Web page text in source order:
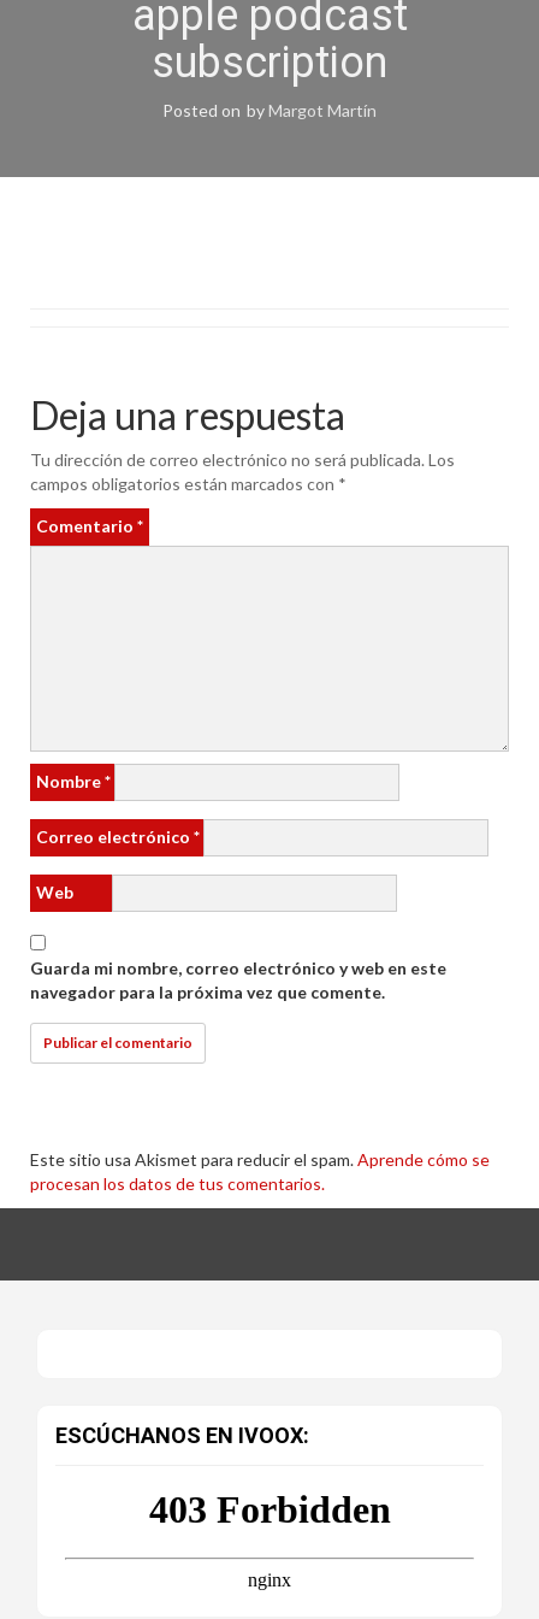
apple podcast
subscription
Posted on byMargot Martín
Deja una respuesta
Tu dirección de correo electrónico no será publicada.Los
campos obligatorios están marcados con *
Comentario *
Nombre*
Correo electrónico *
Web
Guarda mi nombre, correo electrónico y web en este
navegador para la próxima vez que comente.
Este sitio usa Akismet para reducir el spam.Aprende cómo se
procesan los datos de tus comentarios.
ESCÚCHANOS EN IVOOX: